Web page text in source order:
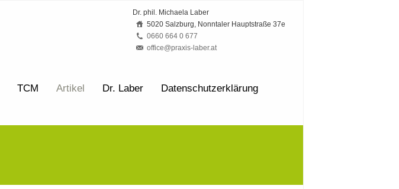
Dr. phil. Michaela Laber
5020 Salzburg, Nonntaler Hauptstraße 37e
0660 664 0 677
office@praxis-laber.at
TCM Artikel Dr. Laber Datenschutzerklärung